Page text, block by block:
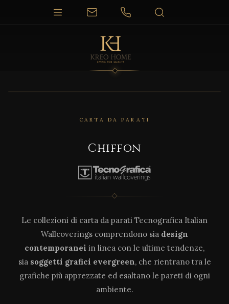
CARTA DA PARATI
Chiffon
Le collezioni di carta da parati Tecnografica Italian
Wallcoverings comprendono sia design
contemporanei in linea con le ultime tendenze,
sia soggetti grafici evergreen, che rientrano tra le
grafiche più apprezzate ed esaltano le pareti di ogni
ambiente.